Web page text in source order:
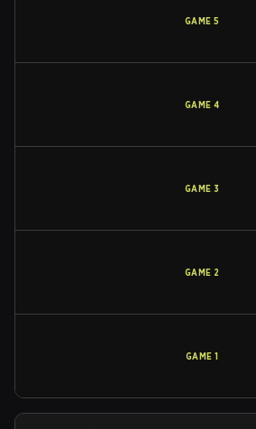
GAME 5
GAME 4
GAME 3
GAME 2
GAME 1